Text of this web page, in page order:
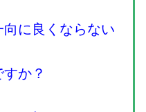
に良くならない
か？